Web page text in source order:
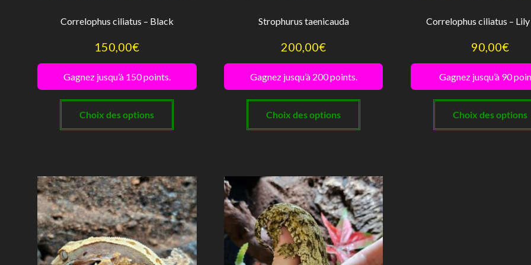
Correlophus ciliatus – Black
150,00€
Gagnez jusqu’à 150 points.
Choix des options
Ce
a
Les
options
peuvent
être
choisies
Strophurus taenicauda
200,00€
Gagnez jusqu’à 200 points.
Choix des options
Ce
a
Les
options
peuvent
être
choisies
Correlophus ciliatus –
90,00€
Gagnez jusqu’à 90
Choix des options